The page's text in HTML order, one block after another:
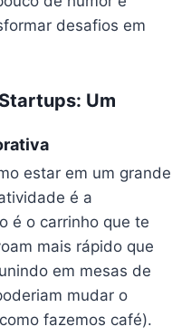
desafios em
Um
estar em um grande
é a
é o carrinho que te
mais rápido que
em mesas de
mudar o
fazemos café).